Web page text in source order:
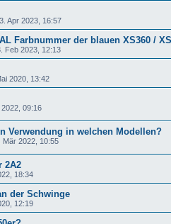
Apr 2023, 16:57
Farbnummer der blauen XS360 /
Feb 2023, 12:13
2020, 13:42
09:16
Verwendung in welchen Modellen?
Mär 2022, 10:55
2A2
18:34
der Schwinge
12:19